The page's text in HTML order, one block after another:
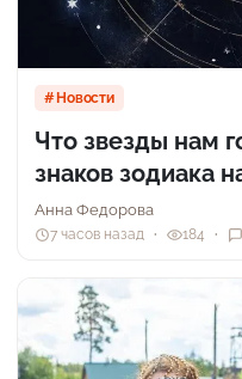
Новости
Что звезды нам
знаков зодиака
Анна Федорова
7 часов назад 184